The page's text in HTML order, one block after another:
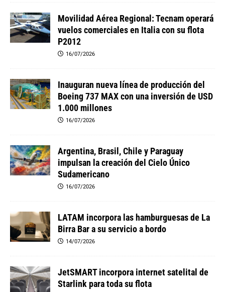
Movilidad Aérea Regional: Tecnam operará
vuelos comerciales en Italia con su flota
P2012
16/07/2026
Inauguran nueva línea de producción del
Boeing 737 MAX con una inversión de USD
1.000 millones
16/07/2026
Argentina, Brasil, Chile y Paraguay
impulsan la creación del Cielo Único
Sudamericano
16/07/2026
LATAM incorpora las hamburguesas de La
Birra Bar a su servicio a bordo
14/07/2026
JetSMART incorpora internet satelital de
Starlink para toda su flota